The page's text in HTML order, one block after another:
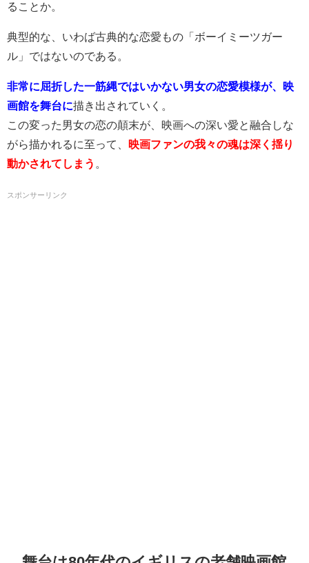
ることか。
典型的な、いわば古典的な恋愛もの「ボーイミーツガー
ル」ではないのである。
非常に屈折した一筋縄ではいかない男女の恋愛模様が、映
画館を舞台に描き出されていく。
この変った男女の恋の顛末が、映画への深い愛と融合しな
がら描かれるに至って、
映画ファンの我々の魂は深く揺り
動かされてしまう 。
スポンサーリンク